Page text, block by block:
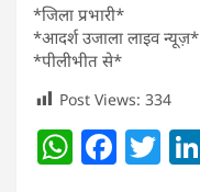
*जिला प्रभारी*
*आदर्श उजाला लाइव न्यूज़*
*पीलीभीत से*
Post Views: 334
W F T